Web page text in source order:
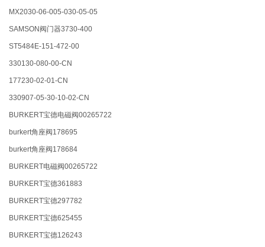
MX2030-06-005-030-05-05
SAMSON阀门器3730-400
ST5484E-151-472-00
330130-080-00-CN
177230-02-01-CN
330907-05-30-10-02-CN
BURKERT宝德电磁阀00265722
burkert角座阀178695
burkert角座阀178684
BURKERT电磁阀00265722
BURKERT宝德361883
BURKERT宝德297782
BURKERT宝德625455
BURKERT宝德126243